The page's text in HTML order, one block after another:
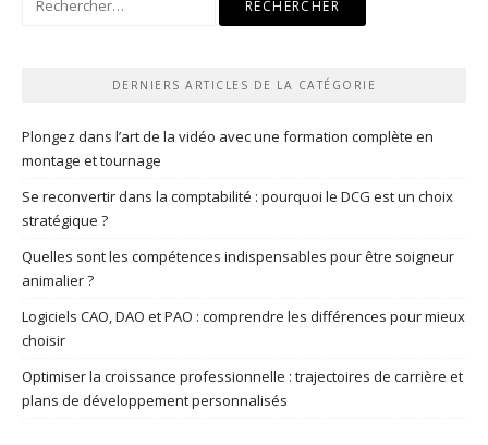
DERNIERS ARTICLES DE LA CATÉGORIE
Plongez dans l’art de la vidéo avec une formation complète en
montage et tournage
Se reconvertir dans la comptabilité : pourquoi le DCG est un choix
stratégique ?
Quelles sont les compétences indispensables pour être soigneur
animalier ?
Logiciels CAO, DAO et PAO : comprendre les différences pour mieux
choisir
Optimiser la croissance professionnelle : trajectoires de carrière et
plans de développement personnalisés